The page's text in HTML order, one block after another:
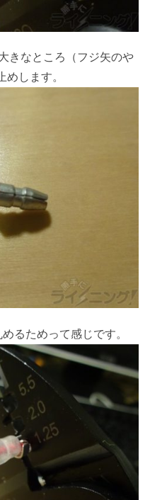
きなところ（フジ矢のや
します。
るためって感じです。